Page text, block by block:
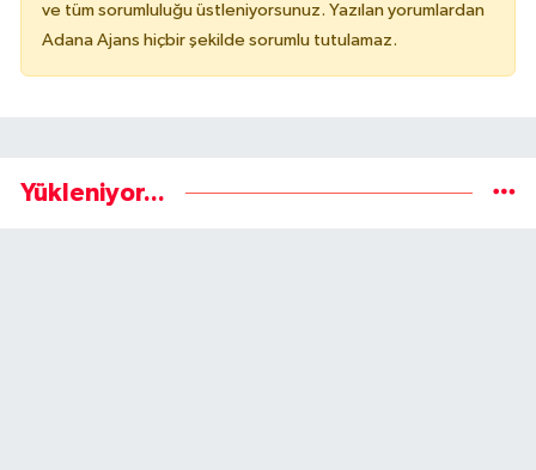
ve tüm sorumluluğu üstleniyorsunuz. Yazılan yorumlardan
Adana Ajans hiçbir şekilde sorumlu tutulamaz.
Yükleniyor...